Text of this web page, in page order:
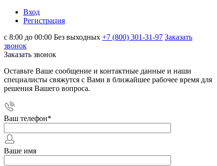
Вход
Регистрация
с 8:00 до 00:00 Без выходных +7 (800) 301-31-97 Заказать
звонок
Заказать звонок
Оставьте Ваше сообщение и контактные данные и наши
специалисты свяжутся с Вами в ближайшее рабочее время для
решения Вашего вопроса.
Ваш телефон*
Ваше имя